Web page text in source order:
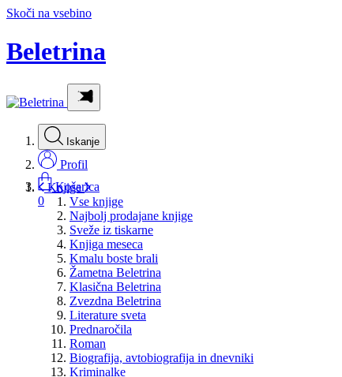
Skoči na vsebino
Beletrina
Iskanje
Profil
Košarica
0
Knjige
Vse knjige
Najbolj prodajane knjige
Sveže iz tiskarne
Knjiga meseca
Kmalu boste brali
Žametna Beletrina
Klasična Beletrina
Zvezdna Beletrina
Literature sveta
Prednaročila
Roman
Biografija, avtobiografija in dnevniki
Kriminalke